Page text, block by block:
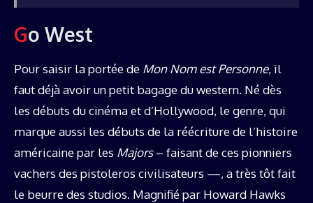
Go West
Pour saisir la portée de Mon Nom est Personne, il
faut déjà avoir un petit bagage du western. Né dès
les débuts du cinéma et d’Hollywood, le genre, qui
marque aussi les débuts de la réécriture de l’histoire
américaine par les Majors– faisant de ces pionniers
vachers des pistoleros civilisateurs —, a très tôt fait
le beurre des studios. Magnifié par Howard Hawks